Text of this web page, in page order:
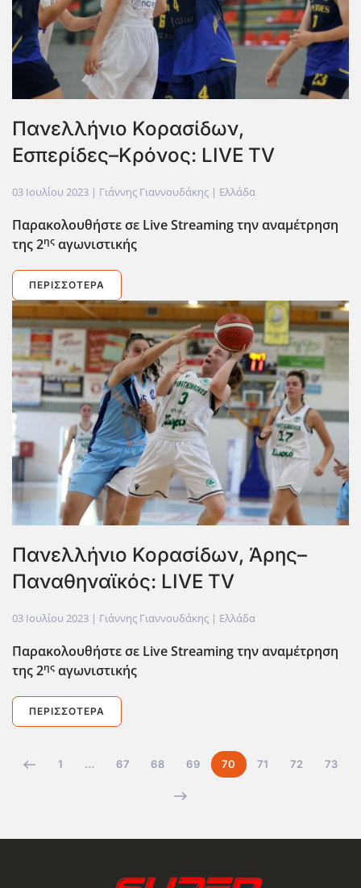
Πανελλήνιο Κορασίδων,
Εσπερίδες–Κρόνος: LIVE TV
03 Ιουλίου 2023 | Γιάννης Γιαννουδάκης | Ελλάδα
Παρακολουθήστε σε LiveStreamingτην αναμέτρηση
της 2ης αγωνιστικής
ΠΕΡΙΣΣΌΤΕΡΑ
Πανελλήνιο Κορασίδων, Άρης–
Παναθηναϊκός: LIVE TV
03 Ιουλίου 2023 | Γιάννης Γιαννουδάκης | Ελλάδα
Παρακολουθήστε σε LiveStreamingτην αναμέτρηση
της 2ης αγωνιστικής
ΠΕΡΙΣΣΌΤΕΡΑ
1 … 67 68 69 70 71 72 73